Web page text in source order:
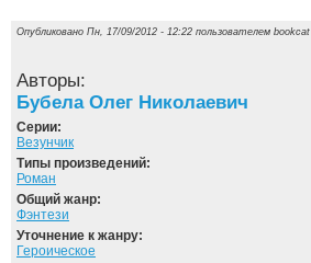
Опубликовано Пн, 17/09/2012 - 12:22 пользователем bookcat
Авторы:
Бубела Олег Николаевич
Серии:
Везунчик
Типы произведений:
Роман
Общий жанр:
Фэнтези
Уточнение к жанру:
Героическое